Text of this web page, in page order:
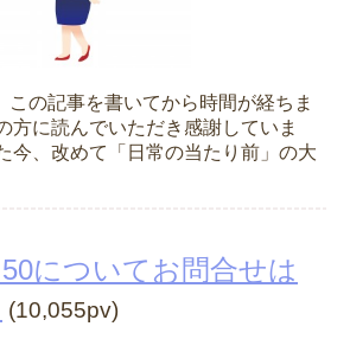
この記事を書いてから時間が経ちま
方に読んでいただき感謝していま
今、改めて「日常の当たり前」の大
についてお問合せは
(10,055pv)